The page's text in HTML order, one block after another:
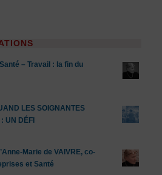
– Travail : la fin du
LES SOIGNANTES
UN DÉFI
Marie de VAIVRE, co-
et Santé